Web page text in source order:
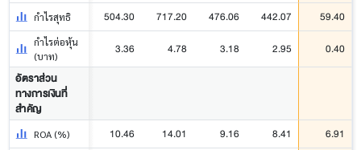
กำไรสุทธิ 504.30 717.20 476.06 442.07 59.40
กำไรต่อหุ้น
(บาท)
3.36 4.78 3.18 2.95
0.40
อัตราส่วน
ทางการเงินที่
สำคัญ
ROA (%) 10.46 14.01 9.16 8.41 6.91